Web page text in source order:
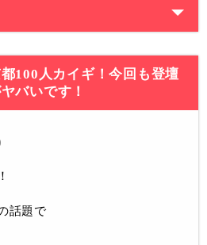
100人カイギ！今回も登壇
バいです！
話題で